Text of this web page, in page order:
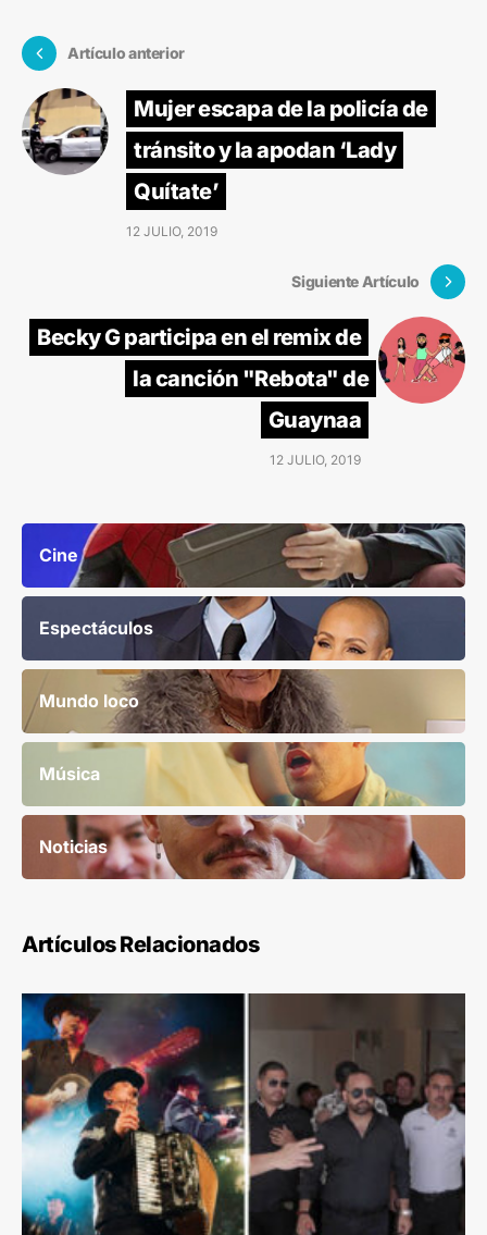
Artículo anterior
Mujer escapa de la policía de
tránsito y la apodan ‘Lady
Quítate’
12 JULIO, 2019
Siguiente Artículo
Becky G participa en el remix de
la canción "Rebota" de
Guaynaa
12 JULIO, 2019
Cine
Espectáculos
Mundo loco
Música
Noticias
Artículos Relacionados